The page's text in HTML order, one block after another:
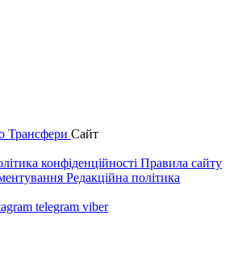
Трансфери Сайт
конфіденційності Правила сайту
Редакційна політика
telegram viber